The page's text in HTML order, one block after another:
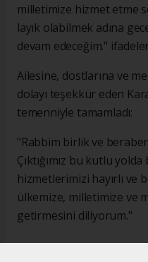
milletimize hizmet etme
layık olabilmek adına
devam edeceğim."
Ailesine, dostlarına ve
dolayı teşekkür eden
temenniyle tamamladı:
"Rabbim birlik ve
Çıktığımız bu kutlu
hizmetlerimizi hayırlı ve
ülkemize, milletimize ve
getirmesini diliyorum."